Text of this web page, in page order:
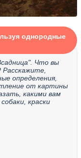
однородные
Что вы
Расскажите,
определения,
от картины
какими вам
краски